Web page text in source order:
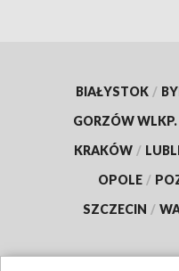
BIAŁYSTOK /
GORZÓW WLKP.
KRAKÓW /
OPOLE /
SZCZECIN /